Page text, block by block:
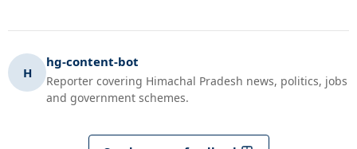
H
hg-content-bot
Reporter covering Himachal Pradesh news, politics, jobs
and government schemes.